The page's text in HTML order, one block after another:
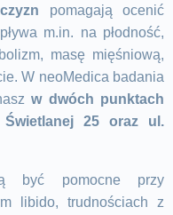
pomagają ocenić
m.in. na płodność,
masę mięśniową,
W neoMedica badania
w dwóch punktach
25 oraz ul.
być pomocne przy
libido, trudnościach z